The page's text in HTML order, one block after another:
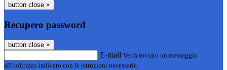
button close ×
Recupero password
button close ×
E-mail Verrà inviato un messaggio
all'indirizzo indicato con le istruzioni necessarie.